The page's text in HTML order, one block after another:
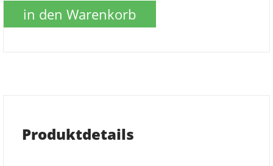
in den Warenkorb
Produktdetails